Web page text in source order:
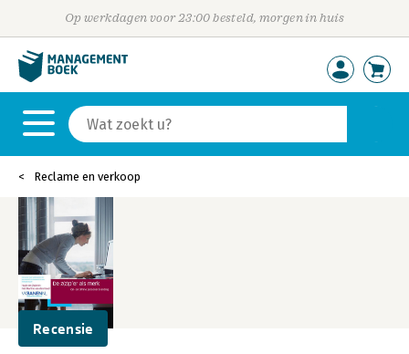
Op werkdagen voor 23:00 besteld, morgen in huis
Reclame en verkoop
Recensie